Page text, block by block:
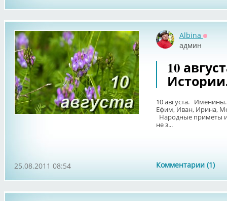
Albina
админ
10
10 августа. Именины.
Ефим, Иван, Ирина,
Народные приметы
не з...
Комментарии (1)
25.08.2011 08:54